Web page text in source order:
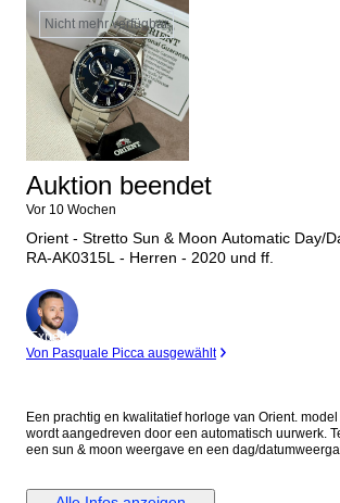
Nicht mehr verfügbar
Auktion beendet
Vor 10 Wochen
Orient - Stretto Sun & Moon Automatic Day/
RA-AK0315L - Herren - 2020 und ff.
Experte
Von Pasquale Picca ausgewählt
Een prachtig en kwalitatief horloge van Orient.
wordt aangedreven door een automatisch uurwerk.
een sun & moon weergave en een dag/
getoonde toebehoren en blanco documenten. Uurwerk: Automatic